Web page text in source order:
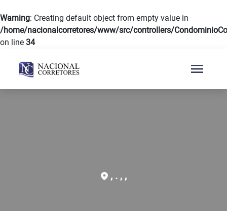
Warning: Creating default object from empty value in
/home/nacionalcorretores/www/src/controllers/
on line 34
menu
, . , ,